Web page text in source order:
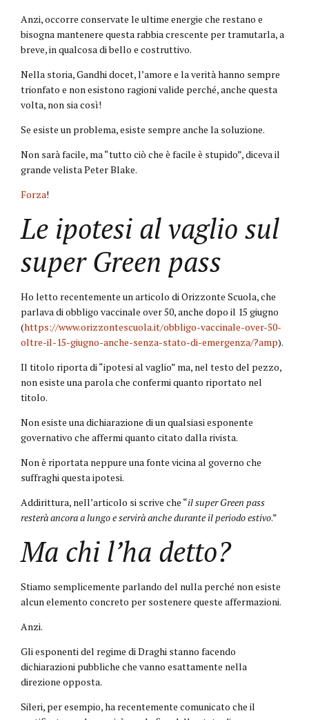
Anzi, occorre conservate le ultime energie che restano e
bisogna mantenere questa rabbia crescente per tramutarla, a
breve, in qualcosa di bello e costruttivo.
Nella storia, Gandhi docet, l’amore e la verità hanno sempre
trionfato e non esistono ragioni valide perché, anche questa
volta, non sia così!
Se esiste un problema, esiste sempre anche la soluzione.
Non sarà facile, ma “tutto ciò che è facile è stupido”, diceva il
grande velista Peter Blake.
Forza!
Le ipotesi al vaglio sul
super Green pass
Ho letto recentemente un articolo di Orizzonte Scuola, che
parlava di obbligo vaccinale over 50, anche dopo il 15 giugno
(https://www.orizzontescuola.it/obbligo-vaccinale-over-50-
oltre-il-15-giugno-anche-senza-stato-di-emergenza/?amp).
Il titolo riporta di “ipotesi al vaglio” ma, nel testo del pezzo,
non esiste una parola che confermi quanto riportato nel
titolo.
Non esiste una dichiarazione di un qualsiasi esponente
governativo che affermi quanto citato dalla rivista.
Non è riportata neppure una fonte vicina al governo che
suffraghi questa ipotesi.
Addirittura, nell’articolo si scrive che “il super Green pass
resterà ancora a lungo e servirà anche durante il periodo estivo.”
Ma chi l’ha detto?
Stiamo semplicemente parlando del nulla perché non esiste
alcun elemento concreto per sostenere queste affermazioni.
Anzi.
Gli esponenti del regime di Draghi stanno facendo
dichiarazioni pubbliche che vanno esattamente nella
direzione opposta.
Sileri, per esempio, ha recentemente comunicato che il